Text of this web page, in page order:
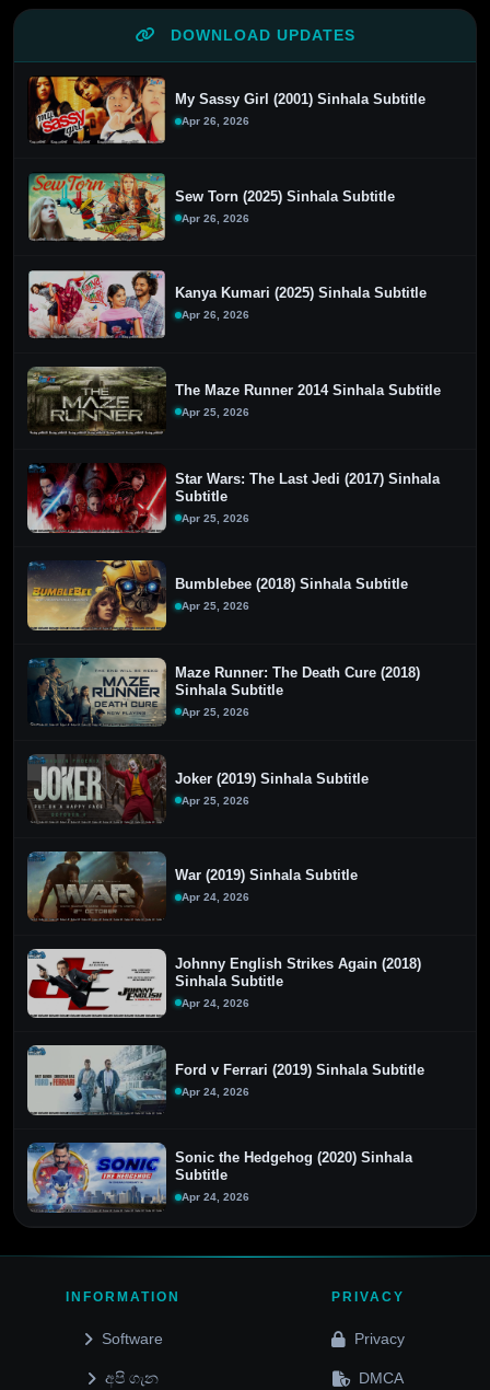
DOWNLOAD UPDATES
My Sassy Girl (2001) Sinhala Subtitle
Apr 26, 2026
Sew Torn (2025) Sinhala Subtitle
Apr 26, 2026
Kanya Kumari (2025) Sinhala Subtitle
Apr 26, 2026
The Maze Runner 2014 Sinhala Subtitle
Apr 25, 2026
Star Wars: The Last Jedi (2017) Sinhala
Subtitle
Apr 25, 2026
Bumblebee (2018) Sinhala Subtitle
Apr 25, 2026
Maze Runner: The Death Cure (2018)
Sinhala Subtitle
Apr 25, 2026
Joker (2019) Sinhala Subtitle
Apr 25, 2026
War (2019) Sinhala Subtitle
Apr 24, 2026
Johnny English Strikes Again (2018)
Sinhala Subtitle
Apr 24, 2026
Ford v Ferrari (2019) Sinhala Subtitle
Apr 24, 2026
Sonic the Hedgehog (2020) Sinhala
Subtitle
Apr 24, 2026
INFORMATION
Software
අපි ගැන
PRIVACY
Privacy
DMCA